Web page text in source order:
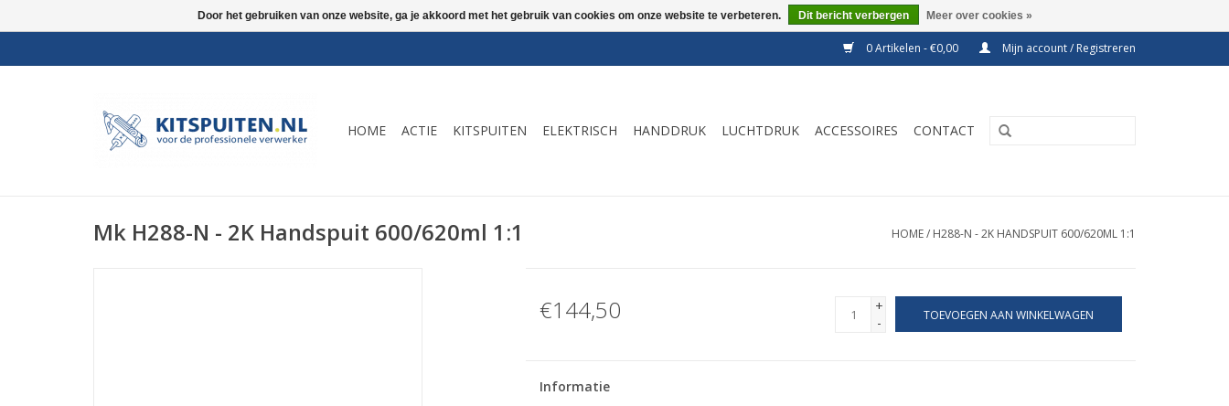
0 Artikelen - €0,00 Mijn account / Registreren
HOME ACTIE KITSPUITEN ELEKTRISCH HANDDRUK LUCHTDRUK ACCESSOIRES CONTACT
Mk H288-N - 2K Handspuit 600/620ml 1:1 HOME/ H288-N - 2K HANDSPUIT 600/620ML 1:1
€144,50
+
-
TOEVOEGEN AAN WINKELWAGEN
Informatie
Door het gebruiken van onze website, ga je akkoord met het gebruik van cookies om onze website te verbeteren. Dit bericht verbergen Meer over cookies »